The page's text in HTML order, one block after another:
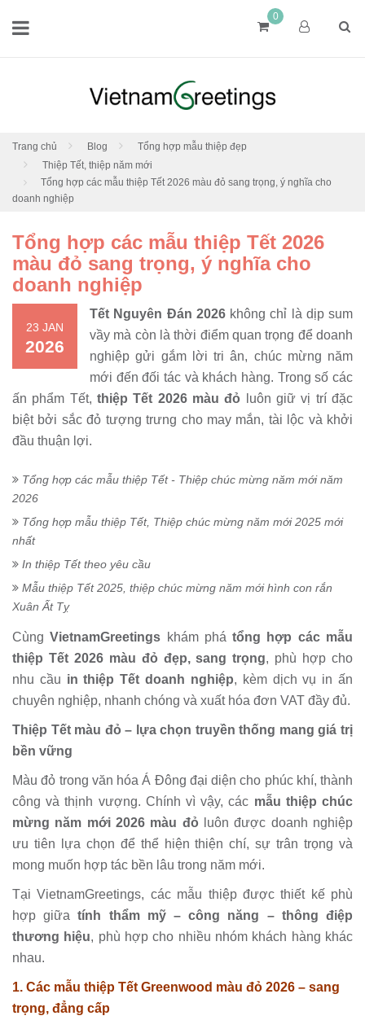
0
Trang chủ Blog
Tổng hợp mẫu thiệp đẹp
Thiệp Tết, thiệp năm mới
Tổng hợp các mẫu thiệp Tết 2026 màu đỏ sang trọng, ý nghĩa cho
doanh nghiệp
Tổng hợp các mẫu thiệp Tết 2026
màu đỏ sang trọng, ý nghĩa cho
doanh nghiệp
23 JAN
2026
Tết Nguyên Đán 2026không chỉ là dịp sum
vầy mà còn là thời điểm quan trọng để doanh
nghiệp gửi gắm lời tri ân, chúc mừng năm
mới đến đối tác và khách hàng. Trong số các
ấn phẩm Tết, thiệp Tết 2026 màu đỏ luôn giữ vị trí đặc
biệt bởi sắc đỏ tượng trưng cho may mắn, tài lộc và khởi
đầu thuận lợi.
Tổng hợp các mẫu thiệp Tết - Thiệp chúc mừng năm mới năm
2026
Tổng hợp mẫu thiệp Tết, Thiệp chúc mừng năm mới 2025 mới
nhất
In thiệp Tết theo yêu cầu
Mẫu thiệp Tết 2025, thiệp chúc mừng năm mới hình con rắn
Xuân Ất Tỵ
CùngVietnamGreetings khám phátổng hợp các mẫu
thiệp Tết 2026 màu đỏ đẹp, sang trọng, phù hợp cho
nhu cầu in thiệp Tết doanh nghiệp, kèm dịch vụ in ấn
chuyên nghiệp, nhanh chóng và xuất hóa đơn VAT đầy đủ.
Thiệp Tết màu đỏ – lựa chọn truyền thống mang giá trị
bền vững
Màu đỏ trong văn hóa Á Đông đại diện cho phúc khí, thành
công và thịnh vượng. Chính vì vậy, các mẫu thiệp chúc
mừng năm mới 2026 màu đỏ luôn được doanh nghiệp
ưu tiên lựa chọn để thể hiện thiện chí, sự trân trọng và
mong muốn hợp tác bền lâu trong năm mới.
Tại VietnamGreetings, các mẫu thiệp được thiết kế phù
hợp giữatính thẩm mỹ – công năng – thông điệp
thương hiệu, phù hợp cho nhiều nhóm khách hàng khác
nhau.
1. Các mẫu thiệp Tết Greenwood màu đỏ 2026 – sang
trọng, đẳng cấp